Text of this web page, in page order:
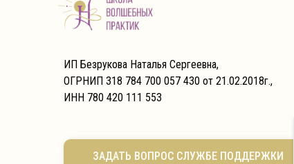
ИП Безрукова Наталья Сергеевна,
ОГРНИП 318 784 700 057 430 от 21.02.2018г.,
ИНН 780 420 111 553
ЗАДАТЬ ВОПРОС СЛУЖБЕ ПОДДЕРЖКИ